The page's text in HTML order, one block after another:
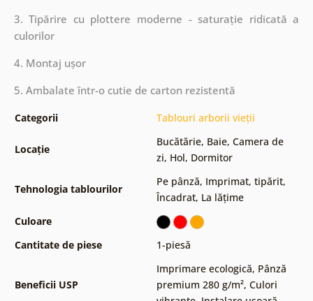
3. Tipărire cu plottere moderne - saturație ridicată a
culorilor
4. Montaj ușor
5. Ambalate într-o cutie de carton rezistentă
Categorii Tablouri arborii vieții
Locație
Bucătărie, Baie, Camera de
zi, Hol, Dormitor
Tehnologia tablourilor
Pe pânză, Imprimat, tipărit,
Încadrat, La lățime
Culoare
Cantitate de piese
1-piesă
Beneficii USP
Imprimare ecologică, Pânză
premium 280 g/m², Culori